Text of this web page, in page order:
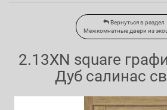
Вернуться в раздел
Межкомнатные двери из
2.13XN square
Дуб салинас